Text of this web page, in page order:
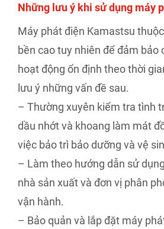
Những lưu ý khi sử dụng máy
Máy phát điện Kamastsu
bền cao tuy nhiên để đảm bảo
hoạt động ổn định theo thời
lưu ý những vấn đề sau.
– Thường xuyên kiểm tra tình
dầu nhớt và khoang làm mát
việc bảo trì bảo dưỡng và vệ
– Làm theo hướng dẫn sử
nhà sản xuất và đơn vị phân
vận hành.
– Bảo quản và lắp đặt máy